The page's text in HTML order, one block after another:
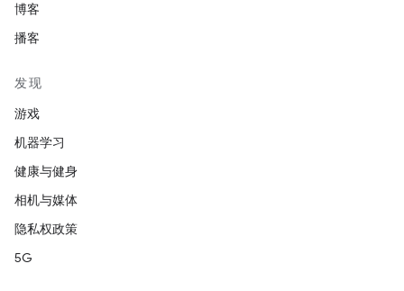
博客
播客
发现
游戏
机器学习
健康与健身
相机与媒体
隐私权政策
5G